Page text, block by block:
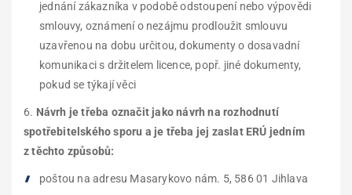
jednání zákazníka v podobě odstoupení nebo výpovědi
smlouvy, oznámení o nezájmu prodloužit smlouvu
uzavřenou na dobu určitou, dokumenty o dosavadní
komunikaci s držitelem licence, popř. jiné dokumenty,
pokud se týkají věci
Návrh je třeba označit jako návrh na rozhodnutí
spotřebitelského sporu a je třeba jej zaslat ERÚ jedním
z těchto způsobů:
poštou na adresu Masarykovo nám. 5, 586 01 Jihlava